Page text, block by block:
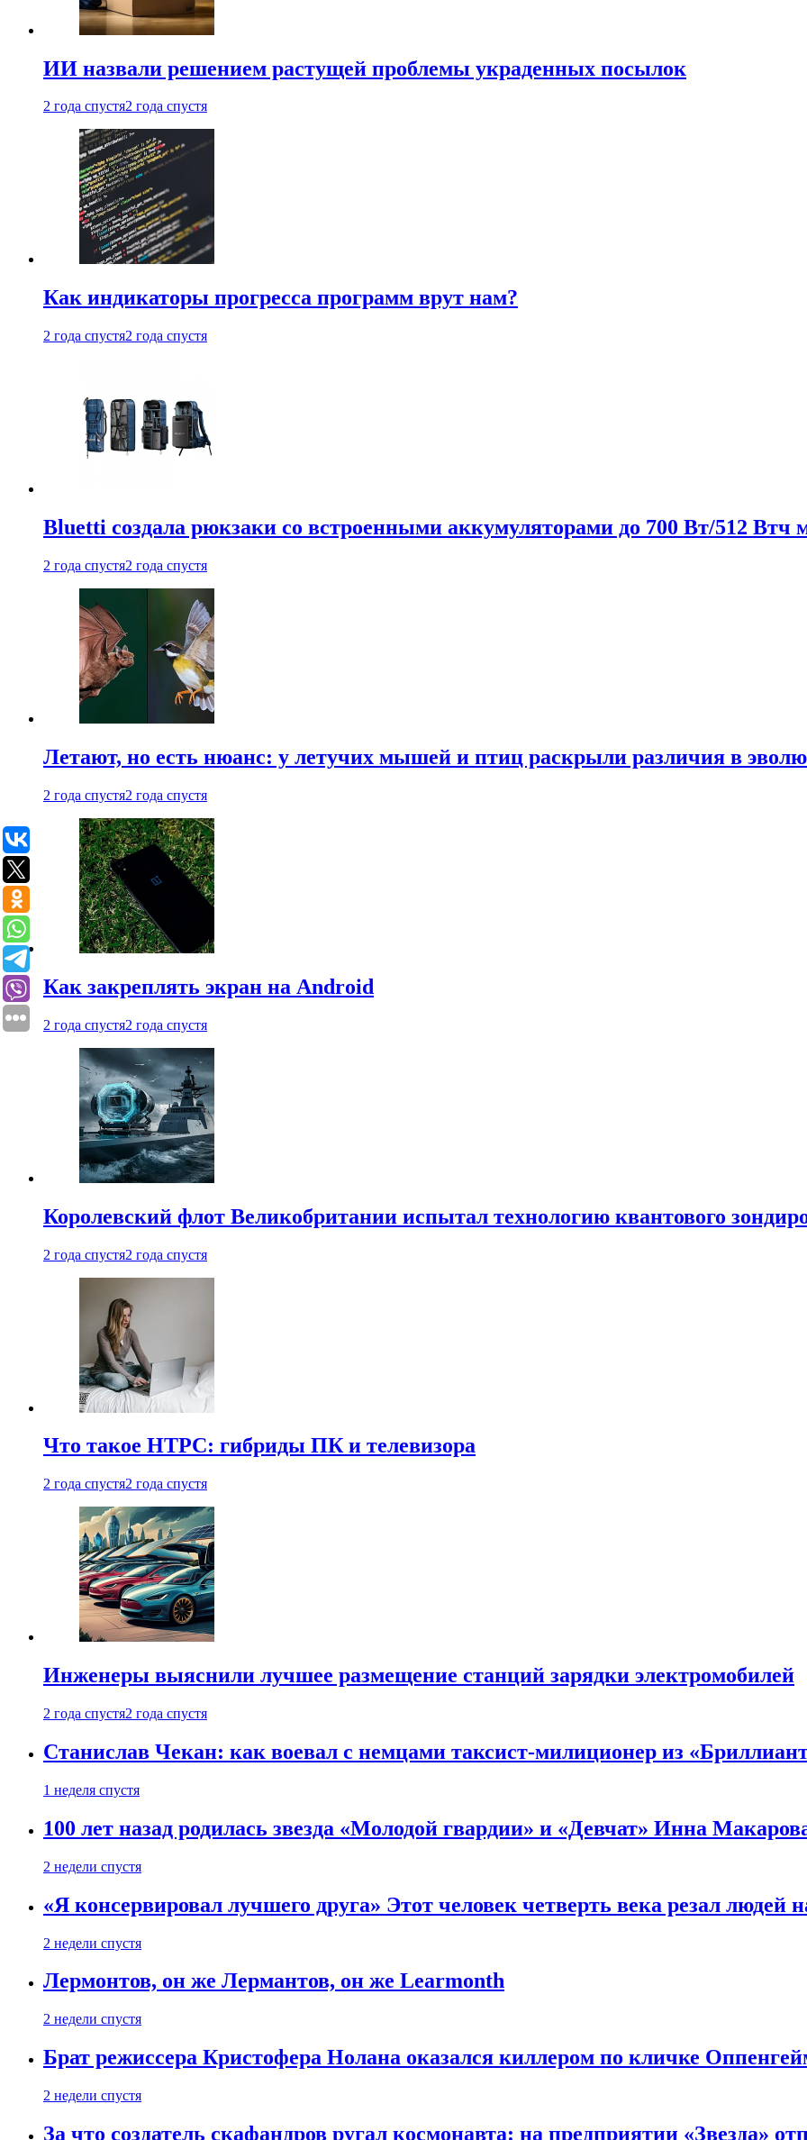
ИИ назвали решением растущей проблемы украденных посылок
2 года спустя2 года спустя
Как индикаторы прогресса программ врут нам?
2 года спустя2 года спустя
Bluetti создала рюкзаки со встроенными аккумуляторами до 700 Вт/512 Втч
2 года спустя2 года спустя
Летают, но есть нюанс: у летучих мышей и птиц раскрыли различия в
2 года спустя2 года спустя
Как закреплять экран на Android
2 года спустя2 года спустя
Королевский флот Великобритании испытал технологию квантового
2 года спустя2 года спустя
Что такое HTPC: гибриды ПК и телевизора
2 года спустя2 года спустя
Инженеры выяснили лучшее размещение станций зарядки электромобилей
2 года спустя2 года спустя
Станислав Чекан: как воевал с немцами таксист-милиционер из
1 неделя спустя
100 лет назад родилась звезда «Молодой гвардии» и «Девчат» Инна
2 недели спустя
«Я консервировал лучшего друга» Этот человек четверть века резал людей
2 недели спустя
Лермонтов, он же Лермантов, он же Learmonth
2 недели спустя
Брат режиссера Кристофера Нолана оказался киллером по кличке
2 недели спустя
За что создатель скафандров ругал космонавта: на предприятии «Звезда»